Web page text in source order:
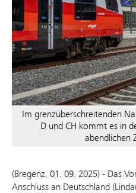
Im grenzüberschreitenden
D und CH kommt es in
abendlichen
(Bregenz, 01. 09. 2025) - Das
Anschluss an Deutschland